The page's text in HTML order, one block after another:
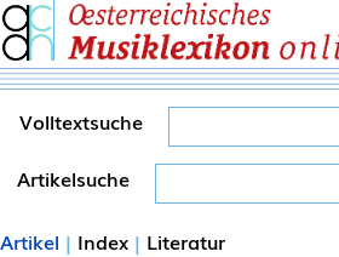
Volltextsuche
Artikelsuche
Artikel | Index | Literatur